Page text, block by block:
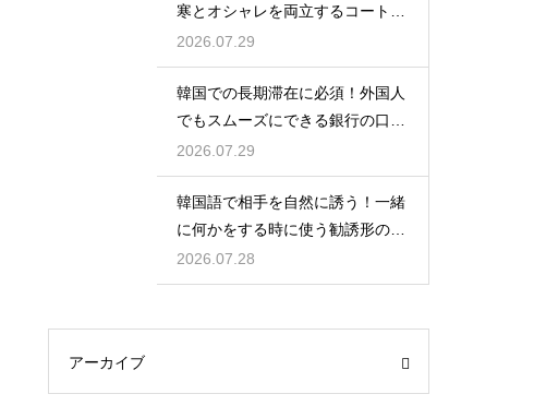
寒とオシャレを両立するコートの
種類
2026.07.29
韓国での長期滞在に必須！外国人
でもスムーズにできる銀行の口座
開設
2026.07.29
韓国語で相手を自然に誘う！一緒
に何かをする時に使う勧誘形の基
本の作り方
2026.07.28
アーカイブ